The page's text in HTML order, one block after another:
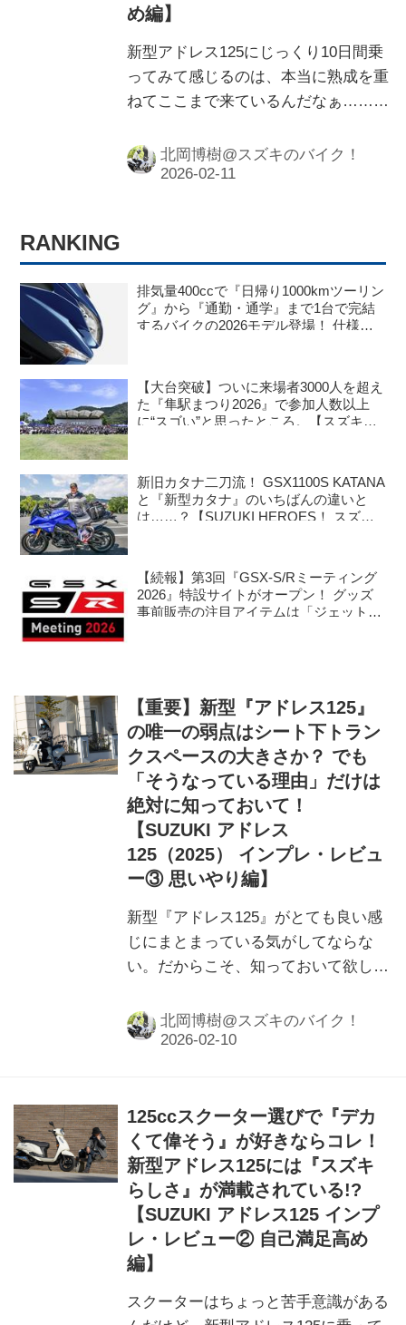
め編】
新型アドレス125にじっくり10日間乗
ってみて感じるのは、本当に熟成を重
ねてここまで来ているんだなぁ……と
い。それなのに新型アドレス125っ
て……
北岡博樹@スズキのバイク！
RANKING
排気量400ccで『日帰り1000kmツーリン
グ』から『通勤・通学』まで1台で完結
するバイクの2026モデル登場！ 仕様変
のバイク！ の新車ニュース】
【大台突破】ついに来場者3000人を超え
た『隼駅まつり2026』で参加人数以上
に“スゴい”と思ったところ。【スズキの
新旧カタナ二刀流！ GSX1100S KATANA
と『新型カタナ』のいちばんの違いと
は……？【SUZUKI HEROES！ スズキ
【続報】第3回『GSX-S/Rミーティング
2026』特設サイトがオープン！ グッズ
事前販売の注目アイテムは「ジェットス
【重要】新型『アドレス125』
の唯一の弱点はシート下トラン
クスペースの大きさか？ でも
「そうなっている理由」だけは
絶対に知っておいて！
【SUZUKI アドレス
125（2025） インプレ・レビュ
ー③ 思いやり編】
新型『アドレス125』がとても良い感
じにまとまっている気がしてならな
い。だからこそ、知っておいて欲しい
北岡博樹@スズキのバイク！
125ccスクーター選びで『デカ
くて偉そう』が好きならコレ！
新型アドレス125には『スズキ
らしさ』が満載されている!?
【SUZUKI アドレス125 インプ
レ・レビュー② 自己満足高め
編】
スクーターはちょっと苦手意識がある